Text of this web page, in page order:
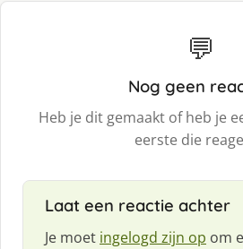
💬
Nog geen
Heb je dit gemaakt of heb je
eerste die
Laat een reactie achter
Je moet ingelogd zijn op om